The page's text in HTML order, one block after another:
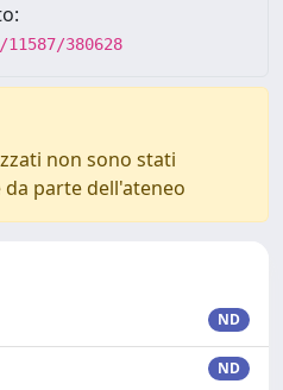
380628
non sono stati
parte dell'ateneo
ND
ND